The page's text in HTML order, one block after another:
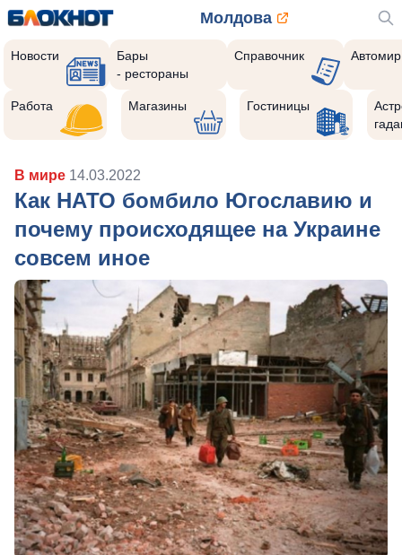
Молдова
Новости
Бары
- рестораны
Справочник Автомир
Работа Магазины Гостиницы
В мире 14.03.2022
Как НАТО бомбило Югославию и
почему происходящее на Украине
совсем иное